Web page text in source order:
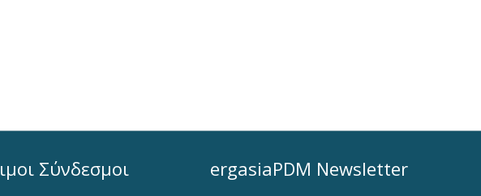
Σύνδεσμοι ergasiaPDM Newsletter